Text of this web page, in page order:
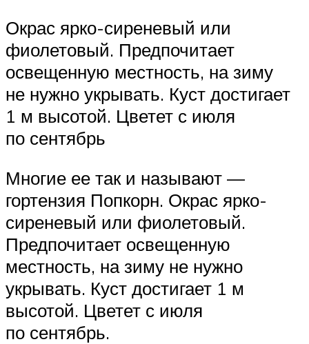
Окрас ярко-сиреневый или
фиолетовый. Предпочитает
освещенную местность, на зиму
не нужно укрывать. Куст достигает
1 м высотой. Цветет с июля
по сентябрь
Многие ее так и называют —
гортензия Попкорн. Окрас ярко-
сиреневый или фиолетовый.
Предпочитает освещенную
местность, на зиму не нужно
укрывать. Куст достигает 1 м
высотой. Цветет с июля
по сентябрь.